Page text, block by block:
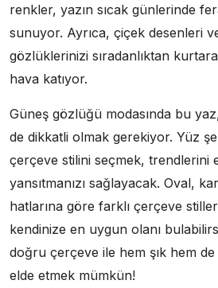
renkler, yazın sıcak günlerinde
sunuyor. Ayrıca, çiçek desenleri
gözlüklerinizi sıradanlıktan
hava katıyor.
Güneş gözlüğü modasında bu
de dikkatli olmak gerekiyor. Yüz
çerçeve stilini seçmek, trendlerini
yansıtmanızı sağlayacak. Oval,
hatlarına göre farklı çerçeve
kendinize en uygun olanı
doğru çerçeve ile hem şık hem
elde etmek mümkün!